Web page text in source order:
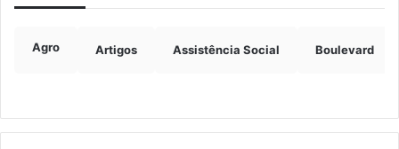
Agro Artigos Assistência Social Boulevard